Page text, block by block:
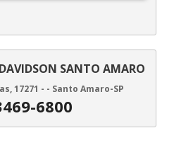
SANTO AMARO
17271 - - Santo Amaro-SP
6800